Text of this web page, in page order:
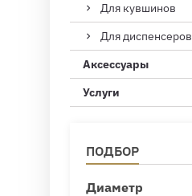
Для кувшинов
Для диспенсеров
Аксессуары
Услуги
ПОДБОР
Диаметр